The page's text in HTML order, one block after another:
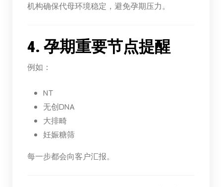
机构确保代母环境稳定，避免孕期压力。
4. 孕期重要节点提醒
例如：
NT
无创DNA
大排畸
妊娠糖筛
每一步都会向客户汇报。